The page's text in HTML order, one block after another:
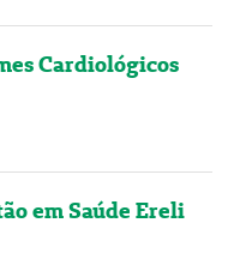
Cardiológicos
em Saúde Ereli